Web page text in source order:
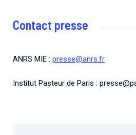
Contact presse
ANRS MIE : presse@anrs.fr
Institut Pasteur de Paris :